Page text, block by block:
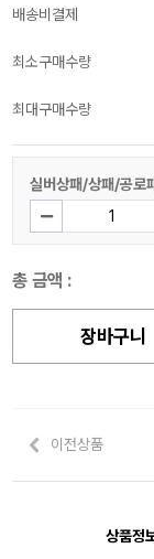
배송비결제
최소구매수량
최대구매수량
실버상패/상패/공로
총 금액 :
장바구니
이전상품
상품정